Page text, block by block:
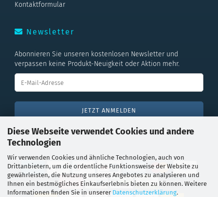
Diese Webseite verwendet Cookies und andere
Technologien
Wir verwenden Cookies und ähnliche Technologien, auch von
Drittanbietern, um die ordentliche Funktionsweise der Website zu
gewährleisten, die Nutzung unseres Angebotes zu analysieren und
Ihnen ein bestmögliches Einkaufserlebnis bieten zu können. Weitere
Informationen finden Sie in unserer Datenschutzerklärung.
Kontaktformular
Newsletter
Abonnieren Sie unseren kostenlosen Newsletter und
verpassen keine Produkt-Neuigkeit oder Aktion mehr.
Der Newsletter ist natürlich jederzeit wieder abbestellbar